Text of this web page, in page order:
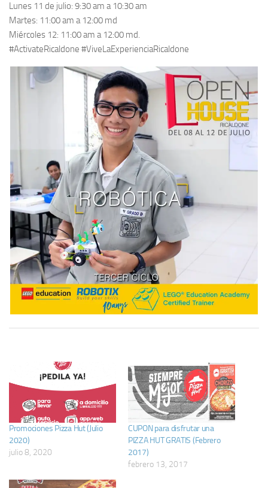
Lunes 11 de julio: 9:30 am a 10:30 am
Martes: 11:00 am a 12:00 md
Miércoles 12: 11:00 am a 12:00 md.
#ActivateRicaldone #ViveLaExperienciaRicaldone
Promociones Pizza Hut (Julio
2020)
julio 8, 2020
CUPON para disfrutar una
PIZZA HUT GRATIS (Febrero
2017)
febrero 13, 2017